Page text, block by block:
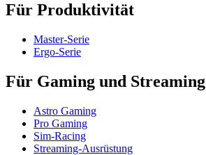
Für Produktivität
Master-Serie
Ergo-Serie
Für Gaming und Streaming
Astro Gaming
Pro Gaming
Sim-Racing
Streaming-Ausrüstung